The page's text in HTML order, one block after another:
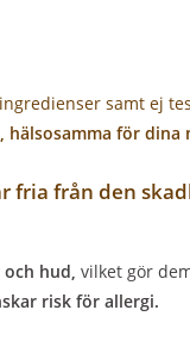
samt ej
för dina
fria från den
hud, vilket gör
risk för allergi.